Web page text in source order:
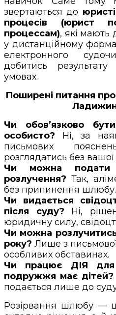
звертаються до
процесів (юрист
процессам), які мають
у дистанційному
електронного
добитись
умовах.
Поширені питання
Чи обов’язково
особисто? Ні, за
письмових
розглядатись без вашої
Чи можна
розлучення? Так,
без припинення шлюбу.
Чи видається
після суду? Ні,
юридичну силу,
Чи можна
року? Лише з
особливих обставинах.
Чи працює ДІЯ для
подружжя має дітей?
подається лише до
Розірвання шлюбу —